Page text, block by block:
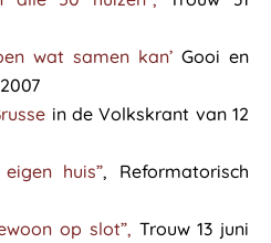
wat samen kan’Gooi en
in de Volkskrant van 12
huis”, Reformatorisch
op slot”, Trouw 13 juni